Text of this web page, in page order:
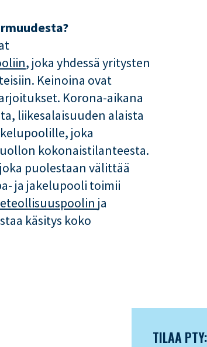
, joka yhdessä yritysten
Keinoina ovat
Korona-aikana
liikesalaisuuden alaista
joka
kokonaistilanteesta.
puolestaan välittää
ja jakelupooli toimii
ja
käsitys koko
TILAA